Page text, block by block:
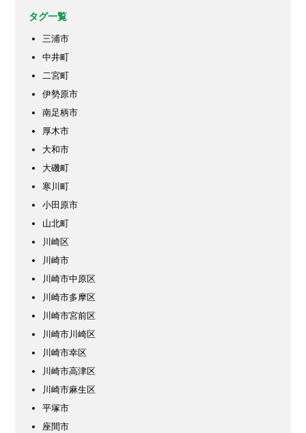
タグ一覧
三浦市
中井町
二宮町
伊勢原市
南足柄市
厚木市
大和市
大磯町
寒川町
小田原市
山北町
川崎区
川崎市
川崎市中原区
川崎市多摩区
川崎市宮前区
川崎市川崎区
川崎市幸区
川崎市高津区
川崎市麻生区
平塚市
座間市